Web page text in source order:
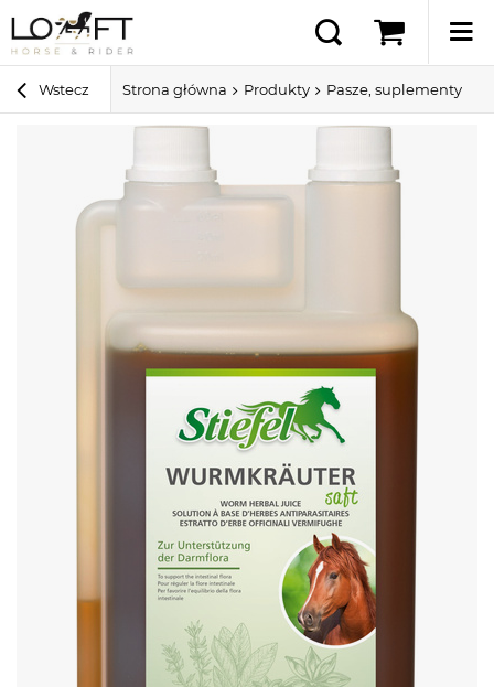
Wstecz Strona główna Produkty Pasze, suplementy i